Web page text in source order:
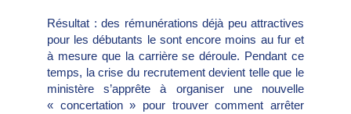
Résultat : des rémunérations déjà peu attractives
pour les débutants le sont encore moins au fur et
à mesure que la carrière se déroule. Pendant ce
temps, la crise du recrutement devient telle que le
ministère s’apprête à organiser une nouvelle
« concertation » pour trouver comment arrêter